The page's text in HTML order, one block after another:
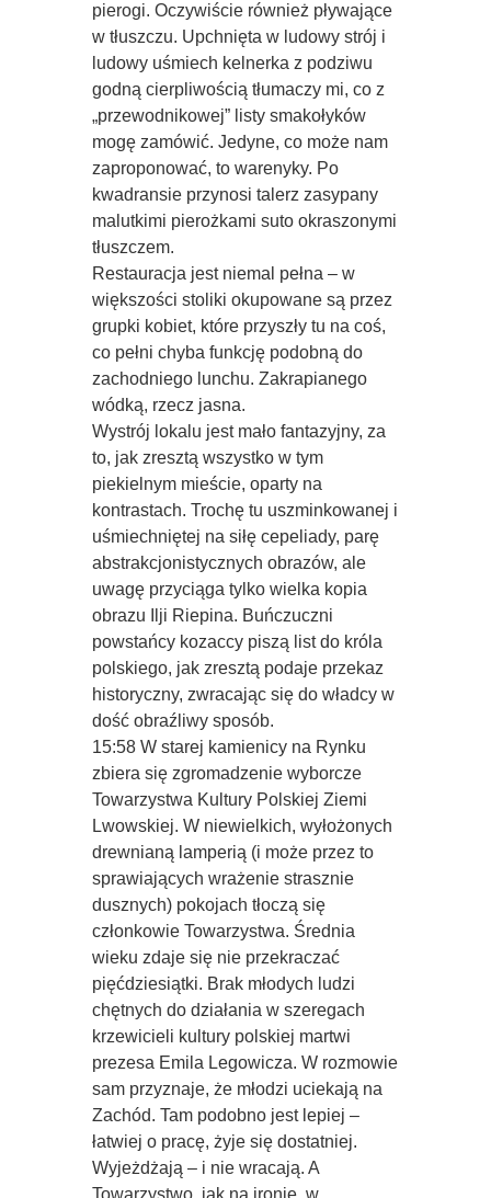
pierogi. Oczywiście również pływające
w tłuszczu. Upchnięta w ludowy strój i
ludowy uśmiech kelnerka z podziwu
godną cierpliwością tłumaczy mi, co z
„przewodnikowej” listy smakołyków
mogę zamówić. Jedyne, co może nam
zaproponować, to warenyky. Po
kwadransie przynosi talerz zasypany
malutkimi pierożkami suto okraszonymi
tłuszczem.
Restauracja jest niemal pełna – w
większości stoliki okupowane są przez
grupki kobiet, które przyszły tu na coś,
co pełni chyba funkcję podobną do
zachodniego lunchu. Zakrapianego
wódką, rzecz jasna.
Wystrój lokalu jest mało fantazyjny, za
to, jak zresztą wszystko w tym
piekielnym mieście, oparty na
kontrastach. Trochę tu uszminkowanej i
uśmiechniętej na siłę cepeliady, parę
abstrakcjonistycznych obrazów, ale
uwagę przyciąga tylko wielka kopia
obrazu Ilji Riepina. Buńczuczni
powstańcy kozaccy piszą list do króla
polskiego, jak zresztą podaje przekaz
historyczny, zwracając się do władcy w
dość obraźliwy sposób.
15:58 W starej kamienicy na Rynku
zbiera się zgromadzenie wyborcze
Towarzystwa Kultury Polskiej Ziemi
Lwowskiej. W niewielkich, wyłożonych
drewnianą lamperią (i może przez to
sprawiających wrażenie strasznie
dusznych) pokojach tłoczą się
członkowie Towarzystwa. Średnia
wieku zdaje się nie przekraczać
pięćdziesiątki. Brak młodych ludzi
chętnych do działania w szeregach
krzewicieli kultury polskiej martwi
prezesa Emila Legowicza. W rozmowie
sam przyznaje, że młodzi uciekają na
Zachód. Tam podobno jest lepiej –
łatwiej o pracę, żyje się dostatniej.
Wyjeżdżają – i nie wracają. A